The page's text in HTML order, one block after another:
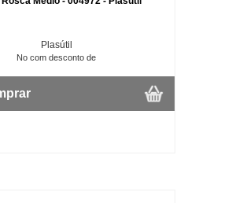
Plasútil
No com desconto de